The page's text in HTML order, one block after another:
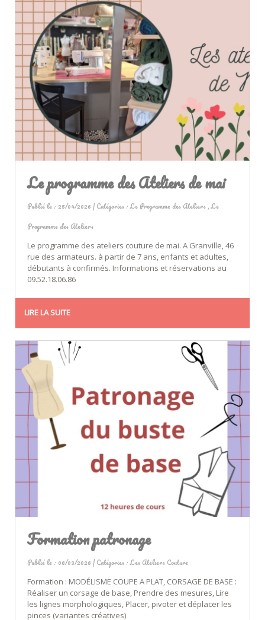
Le programme des Ateliers de mai
Publié le : 25/04/2026 | Catégories :Le Programme des Ateliers,Le
Programme des Ateliers
Le programme des ateliers couture de mai. A Granville, 46
rue des armateurs. à partir de 7 ans, enfants et adultes,
débutants à confirmés. Informations et réservations au
09.52.18.06.86
LIRE LA SUITE
Formation patronage
Publié le : 06/03/2026 | Catégories :Les Ateliers Couture
Formation : MODÉLISME COUPE A PLAT, CORSAGE DE BASE :
Réaliser un corsage de base, Prendre des mesures, Lire
les lignes morphologiques, Placer, pivoter et déplacer les
pinces (variantes créatives)